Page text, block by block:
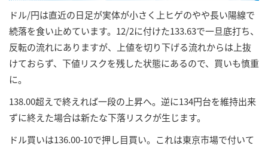
ドル/円は直近の日足が実体が小さく上ヒゲのやや長い陽線で
続落を食い止めています。12/2に付けた133.63で一旦底打ち、
反転の流れにありますが、上値を切り下げる流れからは上抜
けておらず、下値リスクを残した状態にあるので、買いも慎重
に。
138.00超えで終えれば一段の上昇へ。逆に134円台を維持出来
ずに終えた場合は新たな下落リスクが生じます。
ドル買いは136.00-10で押し目買い。これは東京市場で付いて